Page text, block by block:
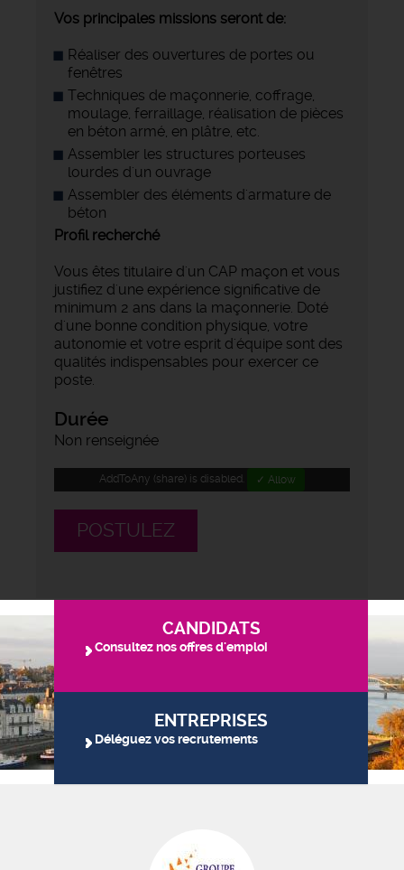
Vos principales missions seront de:
Réaliser des ouvertures de portes ou
fenêtres
Techniques de maçonnerie, coffrage,
moulage, ferraillage, réalisation de pièces
en béton armé, en plâtre, etc.
Assembler les structures porteuses
lourdes d'un ouvrage
Assembler des éléments d'armature de
béton
Profil recherché
Vous êtes titulaire d'un CAP maçon et vous
justifiez d'une expérience significative de
minimum 2 ans dans la maçonnerie. Doté
d'une bonne condition physique, votre
autonomie et votre esprit d'équipe sont des
qualités indispensables pour exercer ce
poste.
Durée
Non renseignée
AddToAny (share) is disabled. ✓ Allow
POSTULEZ
CANDIDATS
Consultez nos offres d'emploi
ENTREPRISES
Déléguez vos recrutements